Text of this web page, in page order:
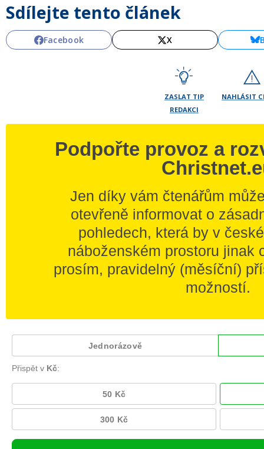
Sdílejte tento článek
Facebook X
ZASLAT TIP
REDAKCI
NAHLÁSIT